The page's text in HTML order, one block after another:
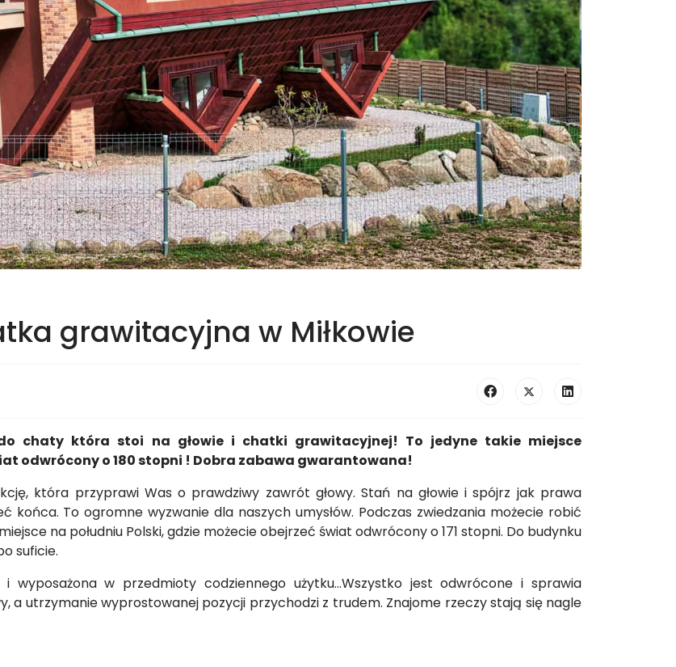
grawitacyjna w Miłkowie
chaty która stoi na głowie i chatki grawitacyjnej! To jedyne takie miejsce
odwrócony o 180 stopni ! Dobra zabawa gwarantowana!
która przyprawi Was o prawdziwy zawrót głowy. Stań na głowie i spójrz jak prawa
końca. To ogromne wyzwanie dla naszych umysłów. Podczas zwiedzania możecie robić
na południu Polski, gdzie możecie obejrzeć świat odwrócony o 171 stopni. Do budynku
suficie.
wyposażona w przedmioty codziennego użytku…Wszystko jest odwrócone i sprawia
a utrzymanie wyprostowanej pozycji przychodzi z trudem. Znajome rzeczy stają się nagle